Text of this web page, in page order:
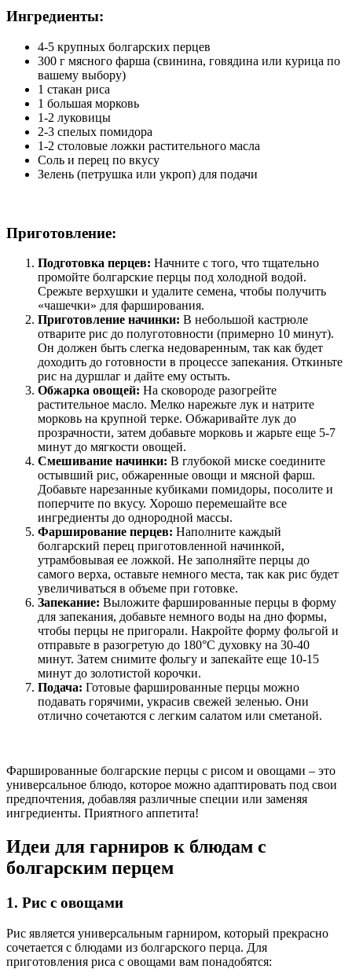
Ингредиенты:
4-5 крупных болгарских перцев
300 г мясного фарша (свинина, говядина или курица по
вашему выбору)
1 стакан риса
1 большая морковь
1-2 луковицы
2-3 спелых помидора
1-2 столовые ложки растительного масла
Соль и перец по вкусу
Зелень (петрушка или укроп) для подачи
Приготовление:
Подготовка перцев: Начните с того, что тщательно
промойте болгарские перцы под холодной водой.
Срежьте верхушки и удалите семена, чтобы получить
«чашечки» для фарширования.
Приготовление начинки: В небольшой кастрюле
отварите рис до полуготовности (примерно 10 минут).
Он должен быть слегка недоваренным, так как будет
доходить до готовности в процессе запекания. Откиньте
рис на дуршлаг и дайте ему остыть.
Обжарка овощей: На сковороде разогрейте
растительное масло. Мелко нарежьте лук и натрите
морковь на крупной терке. Обжаривайте лук до
прозрачности, затем добавьте морковь и жарьте еще 5-7
минут до мягкости овощей.
Смешивание начинки: В глубокой миске соедините
остывший рис, обжаренные овощи и мясной фарш.
Добавьте нарезанные кубиками помидоры, посолите и
поперчите по вкусу. Хорошо перемешайте все
ингредиенты до однородной массы.
Фарширование перцев: Наполните каждый
болгарский перец приготовленной начинкой,
утрамбовывая ее ложкой. Не заполняйте перцы до
самого верха, оставьте немного места, так как рис будет
увеличиваться в объеме при готовке.
Запекание: Выложите фаршированные перцы в форму
для запекания, добавьте немного воды на дно формы,
чтобы перцы не пригорали. Накройте форму фольгой и
отправьте в разогретую до 180°C духовку на 30-40
минут. Затем снимите фольгу и запекайте еще 10-15
минут до золотистой корочки.
Подача: Готовые фаршированные перцы можно
подавать горячими, украсив свежей зеленью. Они
отлично сочетаются с легким салатом или сметаной.
Фаршированные болгарские перцы с рисом и овощами – это
универсальное блюдо, которое можно адаптировать под свои
предпочтения, добавляя различные специи или заменяя
ингредиенты. Приятного аппетита!
Идеи для гарниров к блюдам с
болгарским перцем
1. Рис с овощами
Рис является универсальным гарниром, который прекрасно
сочетается с блюдами из болгарского перца. Для
приготовления риса с овощами вам понадобятся: